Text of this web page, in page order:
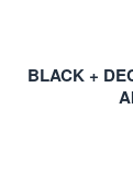
BLACK +